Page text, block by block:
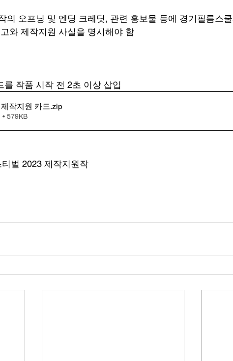
의 오프닝 및 엔딩 크레딧, 관련 홍보물 등에 경기필름스
와 제작지원 사실을 명시해야 함
를 작품 시작 전 2초 이상 삽입
작지원 카드.zip
579KB
벌 2023 제작지원작